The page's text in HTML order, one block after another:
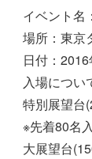
イベント名
場所：東京
日付：
入場につい
特別展望台
※先着80名
大展望台